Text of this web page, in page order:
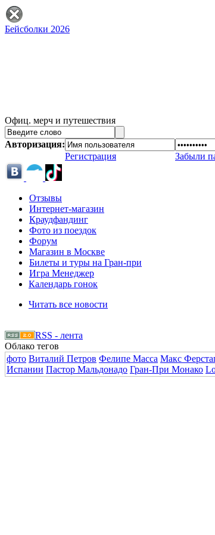
Бейсболки 2026
Офиц. мерч и путешествия
Авторизация:
Регистрация
Забыли
Отзывы
Интернет-магазин
Краудфандинг
Фото из поездок
Форум
Магазин в Москве
Билеты и туры на Гран-при
Игра Менеджер
Календарь гонок
Читать все новости
RSS - лента
Облако тегов
фото Виталий Петров Фелипе Масса Макс
Испании Пастор Мальдонадо Гран-При Монако